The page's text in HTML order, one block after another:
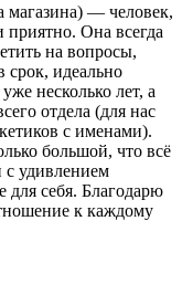
магазина) — человек,
Она всегда
на вопросы,
срок, идеально
несколько лет, а
отдела (для нас
с именами).
большой, что всё
с удивлением
для себя. Благодарю
к каждому